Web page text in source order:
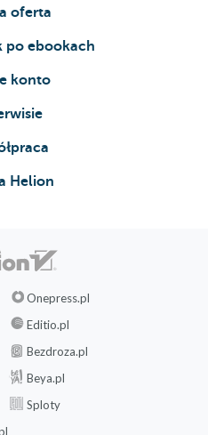
170
172
pytanie - odpowiedź
modelu 174
177
179
182
do generowania muzyki
uwagi 185
mechanizmu uwagi w Keras
oferta
po ebookach
konto
Helion
Onepress.pl
Editio.pl
Bezdroza.pl
Beya.pl
Sploty